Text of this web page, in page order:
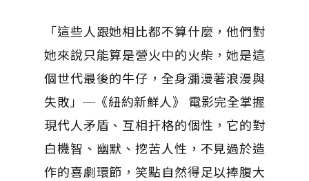
「這些人跟她相比都不算什麼，他們對
她來說只能算是營火中的火柴，她是這
個世代最後的牛仔，全身瀰漫著浪漫與
失敗」─《紐約新鮮人》 電影完全掌握
現代人矛盾、互相扞格的個性，它的對
白機智、幽默、挖苦人性，不見過於造
作的喜劇環節，笑點自然得足以捧腹大